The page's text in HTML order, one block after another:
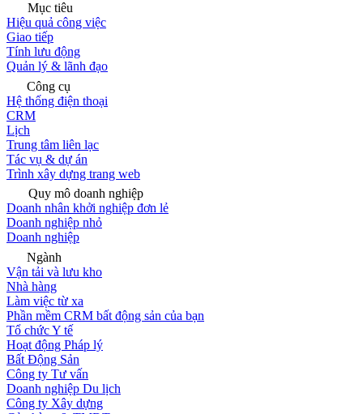
Mục tiêu
Hiệu quả công việc
Giao tiếp
Tính lưu động
Quản lý & lãnh đạo
Công cụ
Hệ thống điện thoại
CRM
Lịch
Trung tâm liên lạc
Tác vụ & dự án
Trình xây dựng trang web
Quy mô doanh nghiệp
Doanh nhân khởi nghiệp đơn lẻ
Doanh nghiệp nhỏ
Doanh nghiệp
Ngành
Vận tải và lưu kho
Nhà hàng
Làm việc từ xa
Phần mềm CRM bất động sản của bạn
Tổ chức Y tế
Hoạt động Pháp lý
Bất Động Sản
Công ty Tư vấn
Doanh nghiệp Du lịch
Công ty Xây dựng